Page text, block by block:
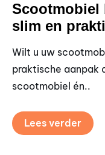
Scootmobiel
slim en
Wilt u uw
praktische aanpak
scootmobiel én..
Lees verder